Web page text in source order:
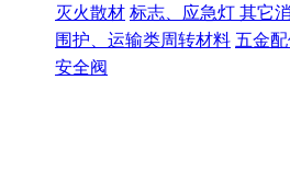
灭火散材 标志、应急灯 其它
防水枪
劳保用品
围护、运输类周转材料 五金
安全阀